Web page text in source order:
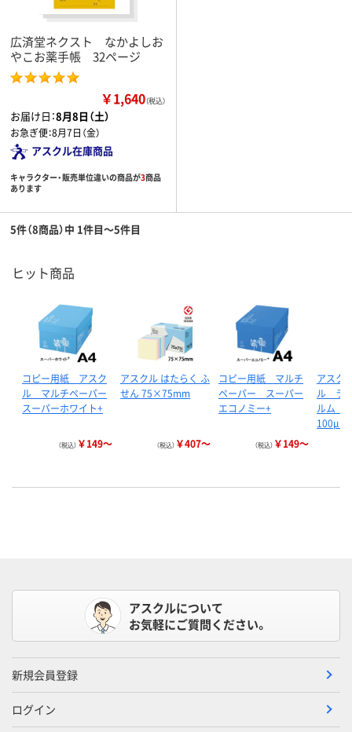
広済堂ネクスト なかよしお
やこお薬手帳 32ページ
￥1,640（税込）
お届け日：8月8日（土）
お急ぎ便：8月7日（金）
アスクル在庫商品
キャラクター・販売単位違いの商品が3商品
あります
5件（8商品）中 1件目～5件目
ヒット商品
コピー用紙 アスク
ル マルチペーパー
スーパーホワイト+
（税込） ￥149～
アスクル はたらく ふ
せん 75×75mm
（税込） ￥407～
コピー用紙 マルチ
ペーパー スーパー
エコノミー+
（税込） ￥149～
アスク
ル ラ
ルム
100μ…
アスクルについて
お気軽にご質問ください。
新規会員登録
ログイン